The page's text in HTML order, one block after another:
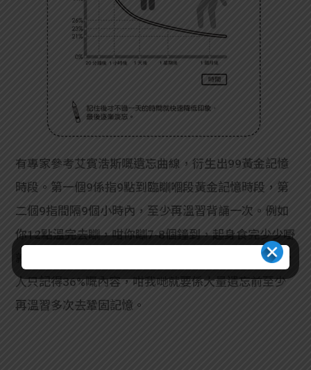
有專家參考艾賓浩斯嘅遺忘曲線，衍生出99黃金記憶
時段。第一個9係指9點到臨瞓嗰段黃金記憶時段，第
二個9指間隔9個小時內，至少再溫習背誦一次。例如
你12點溫完去瞓，咁你瞓7-8個鐘到，起身食完少少嘢
就好開始溫番啦。原理係背完書嘅8.8小時後，大部分
人只記得36%嘅內容，咁我哋就要係大量遺忘前至少
再溫習多次去鞏固記憶。